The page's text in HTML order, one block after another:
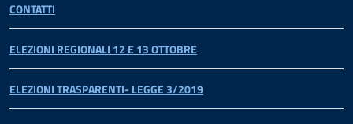
CONTATTI
ELEZIONI REGIONALI 12 E 13 OTTOBRE
ELEZIONI TRASPARENTI- LEGGE 3/2019